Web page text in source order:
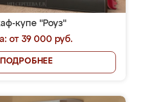
купе "Роуз"
от 39 000 руб.
ПОДРОБНЕЕ